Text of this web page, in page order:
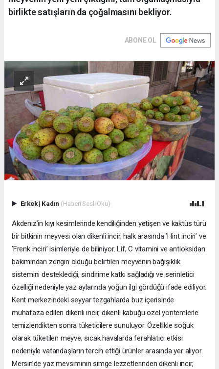
birlikte satışların da çoğalmasını bekliyor.
ABONE OL
Erkek| Kadın (Haberi Sesli Oku)
Akdeniz’in kıyı kesimlerinde kendiliğinden yetişen ve kaktüs türü
bir bitkinin meyvesi olan dikenli incir, halk arasında ’Hint inciri’ ve
’Frenk inciri’ isimleriyle de biliniyor. Lif, C vitamini ve antioksidan
bakımından zengin olduğu belirtilen meyvenin bağışıklık
sistemini desteklediği, sindirime katkı sağladığı ve serinletici
özelliği nedeniyle yaz aylarında yoğun ilgi gördüğü ifade ediliyor.
Kent merkezindeki seyyar tezgahlarda buz içerisinde
muhafaza edilen dikenli incir, dikenli kabuğu özel yöntemlerle
temizlendikten sonra tüketicilere sunuluyor. Özellikle soğuk
olarak tüketilen meyve, sıcak havalarda ferahlatıcı etkisi
nedeniyle vatandaşların tercih ettiği ürünler arasında yer alıyor.
Mersin’de yaz mevsiminin simge lezzetlerinden dikenli incir,